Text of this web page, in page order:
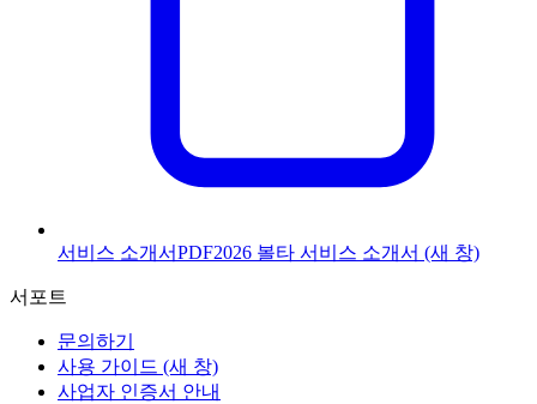
서비스 소개서PDF2026 볼타 서비스 소개서 (새 창)
서포트
문의하기
사용 가이드 (새 창)
사업자 인증서 안내